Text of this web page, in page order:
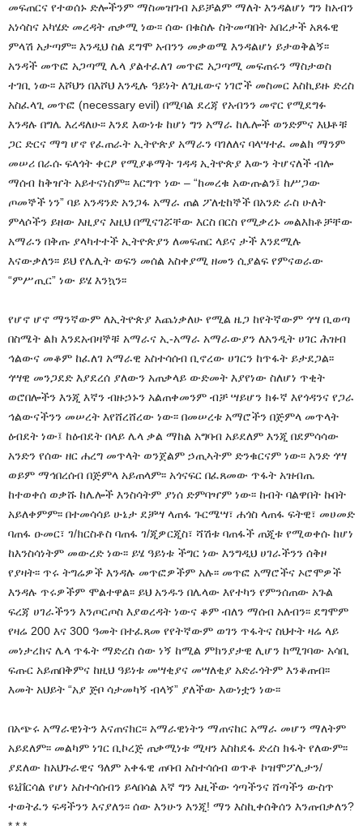
መፍጠርና የተወሰኑ ድሎችንም ማስመዝገብ አይቻልም ማለት እንዳልሆነ ግን ከአብን
አነሳስና አካሄድ መረዳት ጠቃሚ ነው፡፡ ሰው በቁስሉ ስትመጣበት አበረታች አጸፋዊ
ምላሽ አታጣም፡፡ እንዲህ ስል ደግሞ አብንን መቃወሜ እንዳልሆነ ይታወቅልኝ፡፡
አንዳች መጥፎ አጋጣሚ ሌላ ያልተፈለገ መጥፎ አጋጣሚ መፍጠሩን ማስታወስ
ተገቢ ነው፡፡ እሾህን በእሾህ እንዲሉ ዓይነት ለጊዜውና ነገሮች መስመር እስኪይዙ ድረስ
አስፈላጊ መጥፎ (necessary evil) በሚባል ደረጃ የአብንን መኖር የሚደግፉ
እንዳሉ በግሌ እረዳለሁ፡፡ እንደ እውነቱ ከሆነ ግን አማራ ከሌሎች ወንድምና እህቶቹ
ጋር ድርና ማግ ሆኖ የፈጠራት ኢትዮጵያ አማራን ባገለለና ባላሣተፈ መልክ ማንም
መሠሪ በራሱ ፍላጎት ቀርፆ የሚያቆማት ገዳዳ ኢትዮጵያ እውን ትሆናለች ብሎ
ማሰብ ከቅዠት አይተናነስም፡፡ እርግጥ ነው – “ከመረቁ አውጡልን፤ ከሥጋው
ጦመኞች ነን” ባይ አንዳንድ አንጋፋ አማራ ጠል ፖለቲከኞች በአንድ ራስ ሁለት
ምላሶችን ይዘው እዚያና እዚህ በሚናገሯቸው እርስ በርስ የሚቃረኑ መልእክቶቻቸው
አማራን በቅጡ ያላካተተች ኢትዮጵያን ለመፍጠር ላይና ታች እንደሚሉ
እናውቃለን፡፡ ይህ የሌሊት ወፍን መሰል አስቀያሚ ዘመን ሲያልፍ የምናወራው
“ምሥጢር” ነው ይሄ እንኳን፡፡
የሆኖ ሆኖ ማንኛውም ለኢትዮጵያ እጨነቃለሁ የሚል ዜጋ ከየትኛውም ጎሣ ቢወጣ
በስሜት ልክ እንደአብዛኞቹ አማራና ኢ-አማራ አማራውያን ለአንዲት ሀገር ሕዝብ
ኅልውና መቆም ከፈለገ አማራዊ አስተሳሰብ ቢኖረው ሀገርን ከጥፋት ይታደጋል፡፡
ጎሣዊ መንጋደድ እያደረሰ ያለውን አጠቃላይ ውድመት እያየነው ስለሆነ ጥቂት
ወሮበሎችን እንጂ እኛን ብዙኃኑን አልጠቀመንም ብቻ ሣይሆን ክፉኛ እየጎዳንና የጋራ
ኅልውናችንን መሠረት እየሸረሸረው ነው፡፡ በመሠረቱ አማሮችን በጅምላ መጥላት
ዕብደት ነው፤ ከዕብደት በላይ ሌላ ቃል ማከል አግባብ አይደለም እንጂ በደምሳሳው
አንድን የሰው ዘር ሐረግ መጥላት ወንጀልም ኃጢኣትም ድንቁርናም ነው፡፡ አንድ ጎሣ
ወይም ማኅበረሰብ በጅምላ አይጠላም፡፡ አጎናፍር በፈጸመው ጥፋት አዝብጤ
ከተወቀሰ ወቃሹ ከሌሎች እንስሳትም ያነሰ ድምባዣም ነው፡፡ ከብት ባልዋበት ኩበት
አይለቀምም፡፡ በተመሳሳይ ሁኔታ ደቻሣ ላጠፋ ጉርሜሣ፣ ሐጎስ ላጠፋ ፍትዊ፣ መሀመድ
ባጠፋ ዑመር፣ ገ/ክርስቶስ ባጠፋ ገ/ጂዎርጂስ፣ ሻሽቱ ባጠፋች ጠጂቱ የሚወቀሱ ከሆነ
ከእንስሳነትም መውረድ ነው፡፡ ይሄ ዓይነቱ ችግር ነው እንግዲህ ሀገራችንን ሰቅዞ
የያዛት፡፡ ጥሩ ትግሬዎች እንዳሉ መጥፎዎችም አሉ፡፡ መጥፎ አማሮችና ኦሮሞዎች
እንዳሉ ጥሩዎችም ሞልተዋል፡፡ ይህ አንዱን በሌላው እየተካን የምንሰጠው አጉል
ፍረጃ ሀገራችንን እንጦርጦስ እያወረዳት ነውና ቆም ብለን ማሰብ አለብን፡፡ ደግሞም
የዛሬ 200 እና 300 ዓመት በተፈጸመ የየትኛውም ወገን ጥፋትና ስህተት ዛሬ ላይ
መነታረክና ሌላ ጥፋት ማድረስ ሰው ነኝ ከሚል ምክንያታዊ ሊሆን ከሚገባው አሳቢ
ፍጡር አይጠበቅምና ከዚህ ዓይነቱ መሣቂያና መሣለቂያ አድራጎትም እንቆጠብ፡፡
እመት አህይት “አያ ጅቦ ሳታመካኝ ብላኝ” ያለችው እውነቷን ነው፡፡
በአጭሩ አማራዊነትን እናጠናክር፡፡ አማራዊነትን ማጠናከር አማራ መሆን ማለትም
አይደለም፡፡ መልካም ነገር ቢኮረጅ ጠቃሚነቱ ሚዛን እስከደፋ ድረስ ክፋት የለውም፡፡
ያደለው ከአህጉራዊና ዓለም አቀፋዊ ጠባብ አስተሳሰብ ወጥቶ ኮዝሞፖሊታን/
ዩኒቨርሳል የሆነ አስተሳሰብን ይላበሳል እኛ ግን እዚችው ጎጣችንና ሸጣችን ውስጥ
ተወትፈን ፍዳችንን እናያለን፡፡ ሰው እንሁን እንጂ! ማን እስኪቀሰቅሰን እንጠብቃለን?
* * *